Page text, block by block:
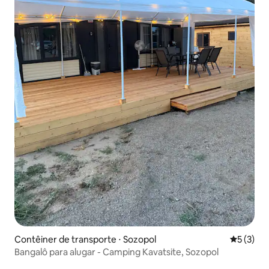
Contêiner de transporte ⋅ Sozopol 5 de
5 (3)
Bangalô para alugar - Camping Kavatsite, Sozopol